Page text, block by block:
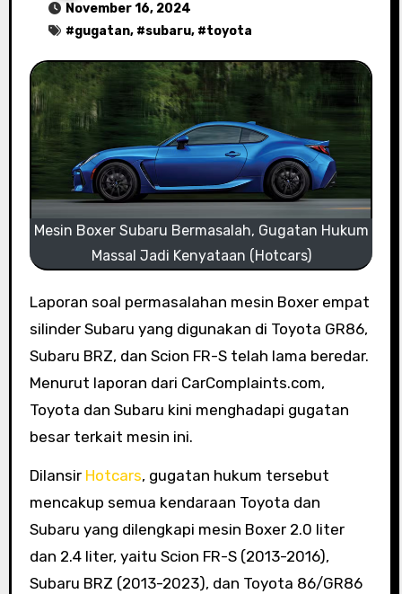
November 16, 2024
#gugatan, #subaru, #toyota
Mesin Boxer Subaru Bermasalah, Gugatan Hukum
Massal Jadi Kenyataan (Hotcars)
Laporan soal permasalahan mesin Boxer empat
silinder Subaru yang digunakan di Toyota GR86,
Subaru BRZ, dan Scion FR-S telah lama beredar.
Menurut laporan dari CarComplaints.com,
Toyota dan Subaru kini menghadapi gugatan
besar terkait mesin ini.
Dilansir Hotcars, gugatan hukum tersebut
mencakup semua kendaraan Toyota dan
Subaru yang dilengkapi mesin Boxer 2.0 liter
dan 2.4 liter, yaitu Scion FR-S (2013-2016),
Subaru BRZ (2013-2023), dan Toyota 86/GR86